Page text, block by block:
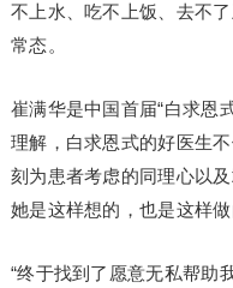
不上水、吃不上饭、去不
常态。
崔满华是中国首届“白求恩
理解，白求恩式的好医生
刻为患者考虑的同理心以
她是这样想的，也是这样做
“终于找到了愿意无私帮助